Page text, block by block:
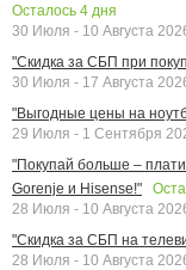
Осталось 4 дня
30 Июля - 10 Августа
"Скидка за СБП при
30 Июля - 17 Августа
"Выгодные цены на
29 Июля - 1 Сентября
"Покупай больше –
Gorenje и Hisense!"
28 Июля - 10 Августа
"Скидка за СБП на
28 Июля - 10 Августа